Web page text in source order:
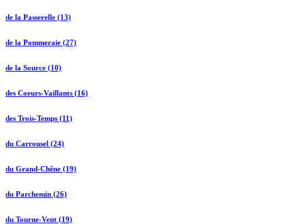
de la Passerelle (13)
de la Pommeraie (27)
de la Source (10)
des Coeurs-Vaillants (16)
des Trois-Temps (11)
du Carrousel (24)
du Grand-Chêne (19)
du Parchemin (26)
du Tourne-Vent (19)